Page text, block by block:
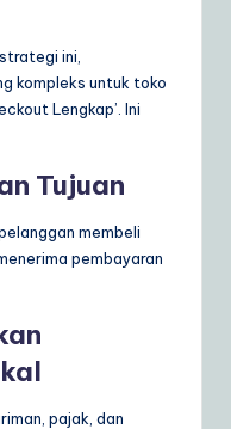
ini,
kompleks untuk toko
Lengkap’. Ini
Tujuan
membeli
pembayaran
pajak, dan